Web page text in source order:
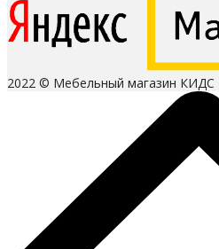
2022 © Мебельный магазин КИДС